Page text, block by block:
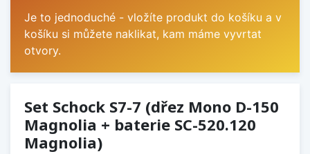
Je to jednoduché - vložíte produkt do košíku a v
košíku si můžete naklikat, kam máme vyvrtat
otvory.
Set Schock S7-7 (dřez Mono D-150
Magnolia + baterie SC-520.120
Magnolia)